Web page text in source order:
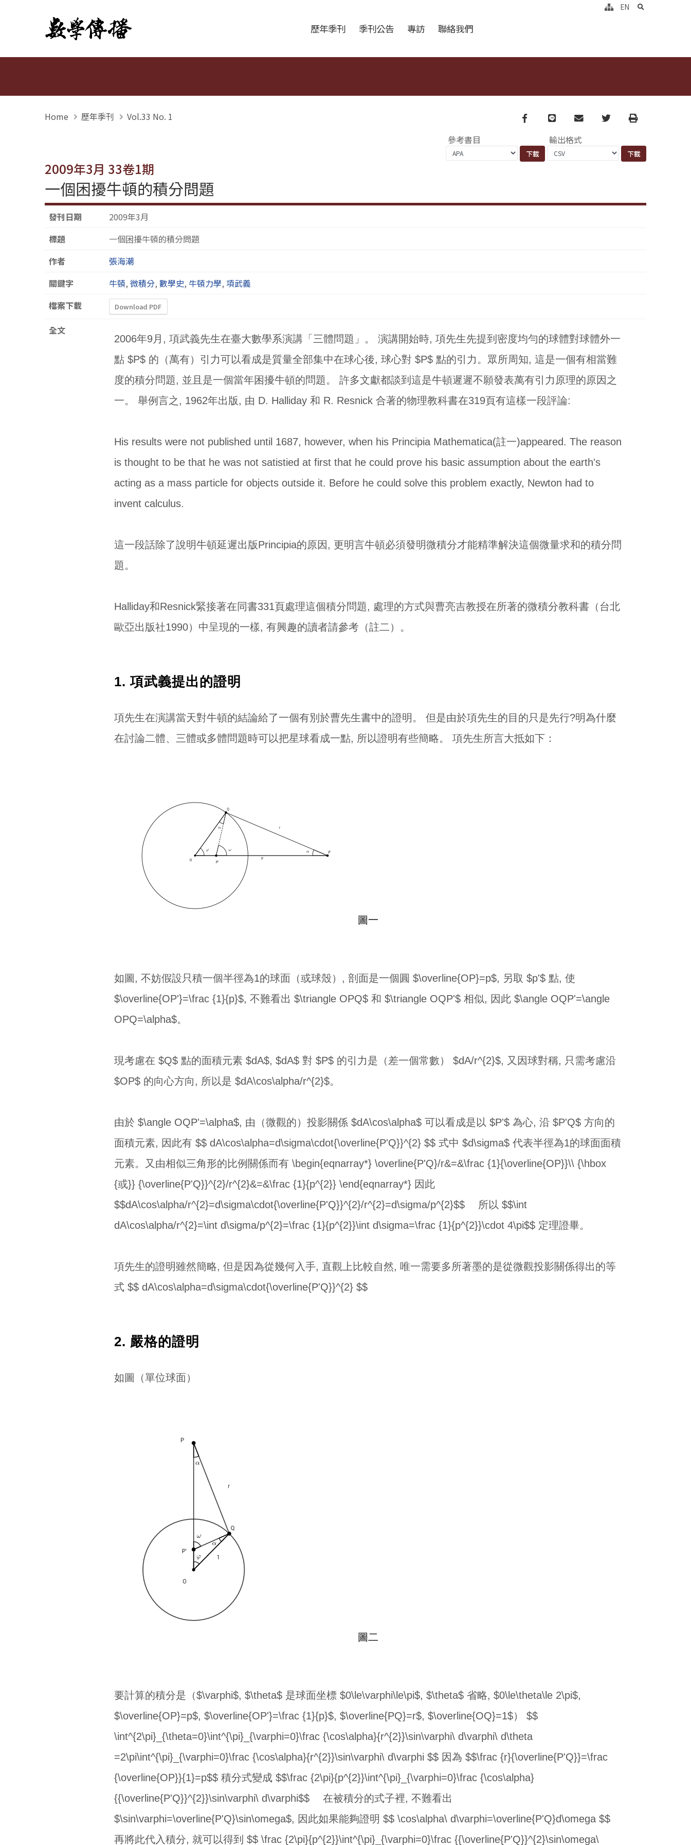
數學傳播 歷年季刊 季刊公告 專訪 聯絡我們
EN search
Home 歷年季刊 Vol.33 No. 1 Facebook
line email TwitterPrint
參考書目 輸出格式
2009年3月 33卷1期
一個困擾牛頓的積分問題
發刊日期
2009年3月
標題
一個困擾牛頓的積分問題
作者
張海潮
關鍵字
牛頓, 微積分, 數學史, 牛頓力學, 項武義
檔案下載
Download PDF
全文
2006年9月, 項武義先生在臺大數學系演講「三體問題」。 演講開始時, 項先生先提到密度均勻的球體對球體外一
點 $P$ 的（萬有）引力可以看成是質量全部集中在球心後, 球心對 $P$ 點的引力。眾所周知, 這是一個有相當難
度的積分問題, 並且是一個當年困擾牛頓的問題。 許多文獻都談到這是牛頓遲遲不願發表萬有引力原理的原因之
一。 舉例言之, 1962年出版, 由 D. Halliday 和 R. Resnick 合著的物理教科書在319頁有這樣一段評論:
His results were not published until 1687, however, when his Principia Mathematica(註一)appeared. The reason
is thought to be that he was not satistied at first that he could prove his basic assumption about the earth's
acting as a mass particle for objects outside it. Before he could solve this problem exactly, Newton had to
invent calculus.
這一段話除了說明牛頓延遲出版Principia的原因, 更明言牛頓必須發明微積分才能精準解決這個微量求和的積分問
題。
Halliday和Resnick緊接著在同書331頁處理這個積分問題, 處理的方式與曹亮吉教授在所著的微積分教科書（台北
歐亞出版社1990）中呈現的一樣, 有興趣的讀者請參考（註二）。
1. 項武義提出的證明
項先生在演講當天對牛頓的結論給了一個有別於曹先生書中的證明。 但是由於項先生的目的只是先行?明為什麼
在討論二體、三體或多體問題時可以把星球看成一點, 所以證明有些簡略。 項先生所言大抵如下：
圖一
如圖, 不妨假設只積一個半徑為1的球面（或球殼）, 剖面是一個圓 $\overline{OP}=p$, 另取 $p'$ 點, 使
$\overline{OP'}=\frac {1}{p}$, 不難看出 $\triangle OPQ$ 和 $\triangle OQP'$ 相似, 因此 $\angle OQP'=\angle
OPQ=\alpha$。
現考慮在 $Q$ 點的面積元素 $dA$, $dA$ 對 $P$ 的引力是（差一個常數） $dA/r^{2}$, 又因球對稱, 只需考慮沿
$OP$ 的向心方向, 所以是 $dA\cos\alpha/r^{2}$。
由於 $\angle OQP'=\alpha$, 由（微觀的）投影關係 $dA\cos\alpha$ 可以看成是以 $P'$ 為心, 沿 $P'Q$ 方向的
面積元素, 因此有 $$ dA\cos\alpha=d\sigma\cdot{\overline{P'Q}}^{2} $$ 式中 $d\sigma$ 代表半徑為1的球面面積
元素。又由相似三角形的比例關係而有 \begin{eqnarray*} \overline{P'Q}/r&=&\frac {1}{\overline{OP}}\\ {\hbox
{或}} {\overline{P'Q}}^{2}/r^{2}&=&\frac {1}{p^{2}} \end{eqnarray*} 因此
$$dA\cos\alpha/r^{2}=d\sigma\cdot{\overline{P'Q}}^{2}/r^{2}=d\sigma/p^{2}$$ 所以 $$\int
dA\cos\alpha/r^{2}=\int d\sigma/p^{2}=\frac {1}{p^{2}}\int d\sigma=\frac {1}{p^{2}}\cdot 4\pi$$ 定理證畢。
項先生的證明雖然簡略, 但是因為從幾何入手, 直觀上比較自然, 唯一需要多所著墨的是從微觀投影關係得出的等
式 $$ dA\cos\alpha=d\sigma\cdot{\overline{P'Q}}^{2} $$
2. 嚴格的證明
如圖（單位球面）
圖二
要計算的積分是（$\varphi$, $\theta$ 是球面坐標 $0\le\varphi\le\pi$, $\theta$ 省略, $0\le\theta\le 2\pi$,
$\overline{OP}=p$, $\overline{OP'}=\frac {1}{p}$, $\overline{PQ}=r$, $\overline{OQ}=1$） $$
\int^{2\pi}_{\theta=0}\int^{\pi}_{\varphi=0}\frac {\cos\alpha}{r^{2}}\sin\varphi\ d\varphi\ d\theta
=2\pi\int^{\pi}_{\varphi=0}\frac {\cos\alpha}{r^{2}}\sin\varphi\ d\varphi $$ 因為 $$\frac {r}{\overline{P'Q}}=\frac
{\overline{OP}}{1}=p$$ 積分式變成 $$\frac {2\pi}{p^{2}}\int^{\pi}_{\varphi=0}\frac {\cos\alpha}
{{\overline{P'Q}}^{2}}\sin\varphi\ d\varphi$$ 在被積分的式子裡, 不難看出
$\sin\varphi=\overline{P'Q}\sin\omega$, 因此如果能夠證明 $$ \cos\alpha\ d\varphi=\overline{P'Q}d\omega $$
再將此代入積分, 就可以得到 $$ \frac {2\pi}{p^{2}}\int^{\pi}_{\varphi=0}\frac {{\overline{P'Q}}^{2}\sin\omega\